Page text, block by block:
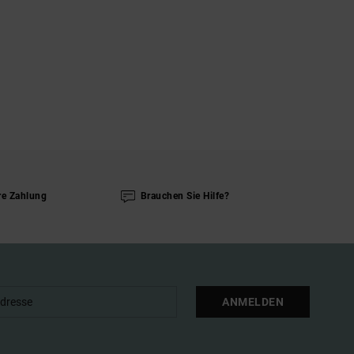
Zahlung Brauchen Sie Hilfe?
ANMELDEN